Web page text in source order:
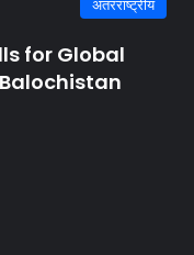
अंतरराष्ट्रीय
for Global